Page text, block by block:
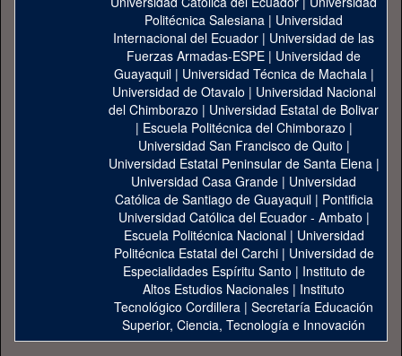
Politécnica Salesiana | Universidad
Internacional del Ecuador | Universidad de las
Fuerzas Armadas-ESPE | Universidad de
Guayaquil| Universidad Técnica de Machala|
Universidad de Otavalo | Universidad Nacional
del Chimborazo | Universidad Estatal de Bolivar
| Escuela Politécnica del Chimborazo |
Universidad San Francisco de Quito |
Universidad Estatal Peninsular de Santa Elena|
Universidad Casa Grande | Universidad
Católica de Santiago de Guayaquil| Pontificia
Universidad Católica del Ecuador - Ambato |
Escuela Politécnica Nacional| Universidad
Politécnica Estatal del Carchi| Universidad de
Especialidades Espíritu Santo | Instituto de
Altos Estudios Nacionales | Instituto
Tecnológico Cordillera | Secretaría Educación
Superior, Ciencia, Tecnología e Innovación